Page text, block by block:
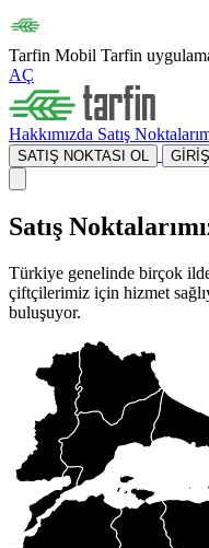
Tarfin Mobil Tarfin
AÇ
Hakkımızda Satış
SATIŞ NOKTASI OL
Satış
Türkiye genelinde birçok
çiftçilerimiz için hizmet
buluşuyor.